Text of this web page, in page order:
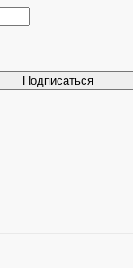
Подписаться